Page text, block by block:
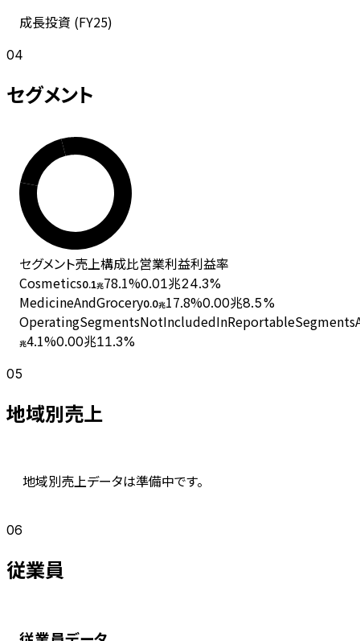
成長投資 (FY25)
04
セグメント
セグメント売上構成比営業利益利益率
Cosmetics0.1兆78.1%0.01兆24.3%
MedicineAndGrocery0.0兆17.8%0.00兆8.5%
兆4.1%0.00兆11.3%
05
地域別売上
地域別売上データは準備中です。
06
従業員